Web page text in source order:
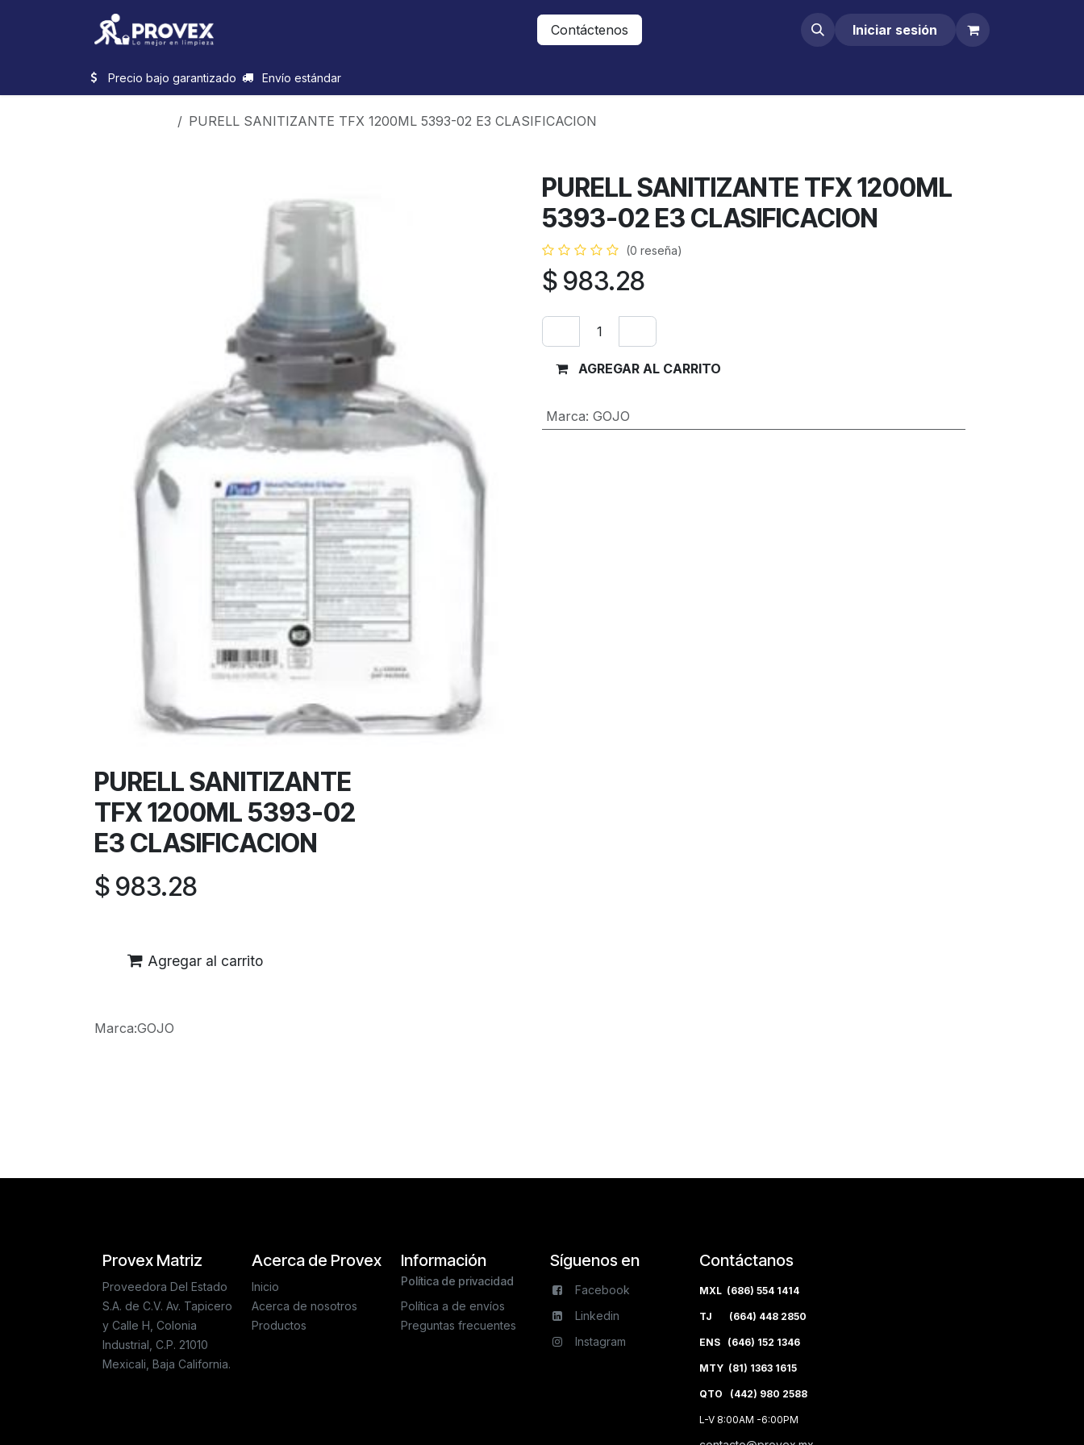
Contáctenos Iniciar sesión
Precio bajo garantizado Envío estándar
PURELL SANITIZANTE TFX 1200ML 5393-02 E3 CLASIFICACION
PURELL SANITIZANTE TFX 1200ML
5393-02 E3 CLASIFICACION
(0 reseña)
$ 983.28
AGREGAR AL CARRITO
Marca: GOJO
PURELL SANITIZANTE
TFX 1200ML 5393-02
E3 CLASIFICACION
$ 983.28
Agregar al carrito
Marca:GOJO
Acerca de Provex
Inicio
Acerca de nosotros
Productos
Síguenos en
Facebook
Linkedin
Instagram
Provex Matriz
Proveedora Del Estado
S.A. de C.V. Av. Tapicero
y Calle H, Colonia
Industrial, C.P. 21010
Mexicali, Baja California.
Información
Política de privacidad
Política a de envíos
Preguntas frecuentes
Contáctanos
MXL (686) 554 1414
TJ (664) 448 2850
ENS (646) 152 1346
MTY (81) 1363 1615
QTO (442) 980 2588
L-V 8:00AM -6:00PM